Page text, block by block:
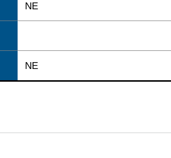
NE
NE